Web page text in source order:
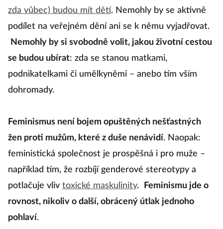
zda vůbec) budou mít dětí. Nemohly by se aktivně
podílet na veřejném dění ani se k němu vyjadřovat.
Nemohly by si svobodně volit, jakou životní cestou
se budou ubírat: zda se stanou matkami,
podnikatelkami či umělkyněmi – anebo tím vším
dohromady.
Feminismus není bojem opuštěných nešťastných
žen proti mužům, které z duše nenávidí. Naopak:
feministická společnost je prospěšná i pro muže –
například tím, že rozbíjí genderové stereotypy a
potlačuje vliv toxické maskulinity.
Feminismu jde o
rovnost, nikoliv o další, obrácený útlak jednoho
pohlaví.